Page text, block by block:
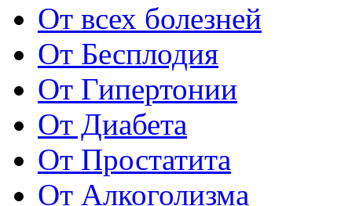
От всех болезней
От Бесплодия
От Гипертонии
От Диабета
От Простатита
От Алкоголизма